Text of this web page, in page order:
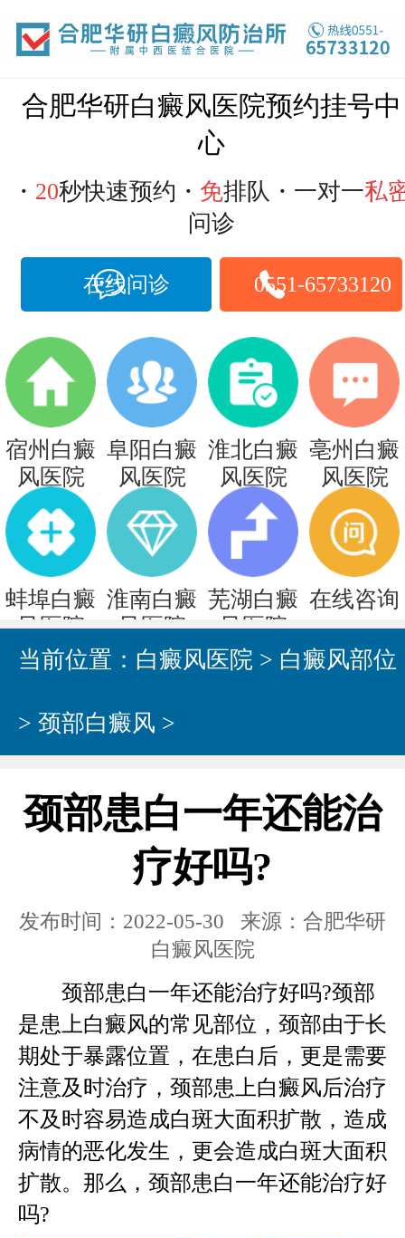
合肥华研白癜风医院预约挂号中
心
・ 20秒快速预约・ 免排队・一对一私
问诊
在线问诊 0551-65733120
宿州白癜
风医院
阜阳白癜
风医院
淮北白癜
风医院
亳州白癜
风医院
蚌埠白癜
风医院
淮南白癜
风医院
芜湖白癜
风医院
在线咨询
当前位置： 白癜风医院 > 白癜风部位
> 颈部白癜风 >
颈部患白一年还能治
疗好吗?
发布时间：2022-05-30 来源：合肥华研
白癜风医院
颈部患白一年还能治疗好吗?颈部
是患上白癜风的常见部位，颈部由于长
期处于暴露位置，在患白后，更是需要
注意及时治疗，颈部患上白癜风后治疗
不及时容易造成白斑大面积扩散，造成
病情的恶化发生，更会造成白斑大面积
扩散。那么，颈部患白一年还能治疗好
吗?